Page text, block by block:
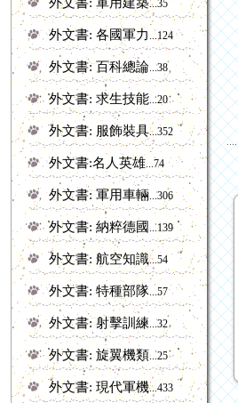
...35
外文書: 各國軍力 ...124
外文書: 百科總論 ...38
外文書: 求生技能...20
外文書: 服飾裝具...352
外文書:名人英雄 ...74
外文書: 軍用車輛 ...306
外文書: 納粹德國...139
外文書: 航空知識...54
外文書: 特種部隊...57
外文書: 射擊訓練 ...32
外文書: 旋翼機類...25
外文書: 現代軍機...433